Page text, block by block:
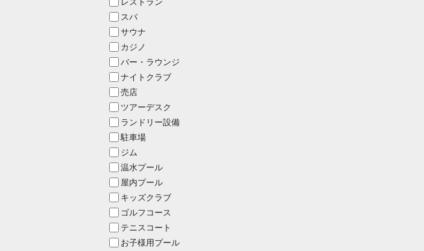
スパ
サウナ
カジノ
バー・ラウンジ
ナイトクラブ
売店
ツアーデスク
ランドリー設備
駐車場
ジム
温水プール
屋内プール
キッズクラブ
ゴルフコース
テニスコート
お子様用プール